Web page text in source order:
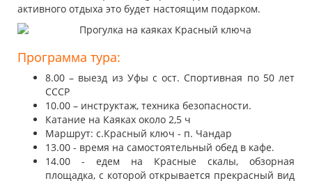
активного отдыха это будет настоящим подарком.
Программа тура:
8.00 – выезд из Уфы с ост. Спортивная по 50 лет
СССР
10.00 – инструктаж, техника безопасности.
Катание на Каяках около 2,5 ч
Маршрут: с.Красный ключ - п. Чандар
13.00 - время на самостоятельный обед в кафе.
14.00 - едем на Красные скалы, обзорная
площадка, с которой открывается прекрасный вид